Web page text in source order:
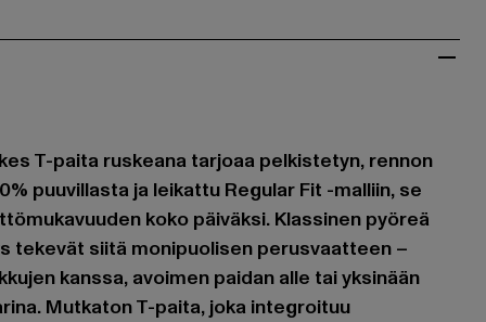
T-paita ruskeana tarjoaa pelkistetyn, rennon
puuvillasta ja leikattu Regular Fit -malliin, se
koko päiväksi. Klassinen pyöreä
tekevät siitä monipuolisen perusvaatteen –
kanssa, avoimen paidan alle tai yksinään
Mutkaton T-paita, joka integroituu